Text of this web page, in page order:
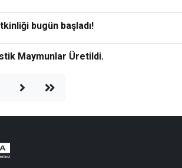
bugün başladı!
Maymunlar Üretildi.